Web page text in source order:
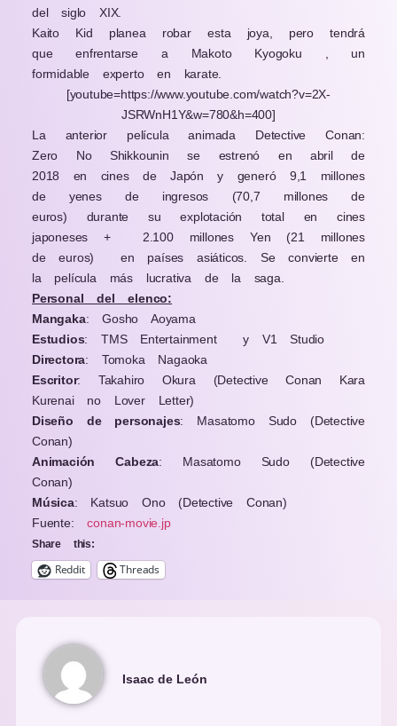
del siglo XIX.
Kaito Kid planea robar esta joya, pero tendrá
que enfrentarse a Makoto Kyogoku , un
formidable experto en karate.
[youtube=https://www.youtube.com/watch?v=2X-
JSRWnH1Y&w=780&h=400]
La anterior película animada Detective Conan:
Zero No Shikkounin se estrenó en abril de
2018 en cines de Japón y generó
9,1 millones
de yenes de ingresos
(70,7 millones de
euros)
durante su explotación total en cines
japoneses +
2.100 millones Yen
(21 millones
de euros)
en países asiáticos. Se convierte en
la película más lucrativa de la saga.
Personal del elenco:
Mangaka: Gosho Aoyama
Estudios: TMS Entertainment y
V1 Studio
Directora: Tomoka Nagaoka
Escritor: Takahiro Okura (Detective Conan Kara
Kurenai no Lover Letter)
Diseño de personajes: Masatomo Sudo (Detective
Conan)
Animación Cabeza: Masatomo Sudo (Detective
Conan)
Música: Katsuo Ono (Detective Conan)
Fuente:conan-movie.jp
Share this:
Reddit Threads
Isaac de León